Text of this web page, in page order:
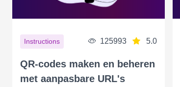
Instructions 125993 5.0
QR-codes maken en beheren
met aanpasbare URL's